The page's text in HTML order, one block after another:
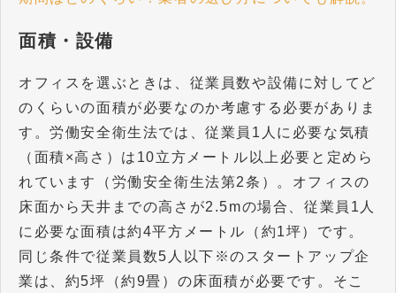
面積・設備
オフィスを選ぶときは、従業員数や設備に対してど
のくらいの面積が必要なのか考慮する必要がありま
す。労働安全衛生法では、従業員1人に必要な気積
（面積×高さ）は10立方メートル以上必要と定めら
れています（労働安全衛生法第2条）。オフィスの
床面から天井までの高さが2.5mの場合、従業員1人
に必要な面積は約4平方メートル（約1坪）です。
同じ条件で従業員数5人以下※のスタートアップ企
業は、約5坪（約9畳）の床面積が必要です。そこ